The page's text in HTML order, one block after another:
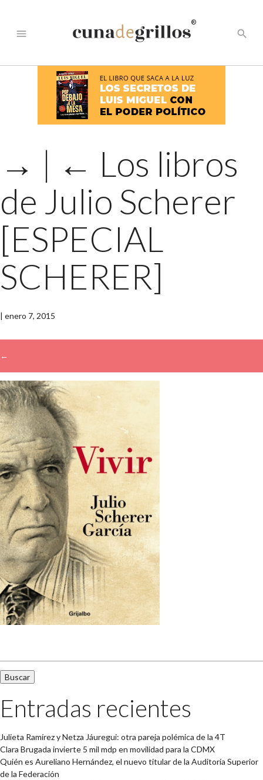
menu
®
search
→ | ← Los libros
de Julio Scherer
[ESPECIAL
SCHERER]
| enero 7, 2015
←
→
Entradas recientes
Julieta Ramírez y Netza Jáuregui: otra pareja polémica de la 4T
Clara Brugada invierte 5 mil mdp en movilidad para la CDMX
Quién es Aureliano Hernández, el nuevo titular de la Auditoría Superior
de la Federación